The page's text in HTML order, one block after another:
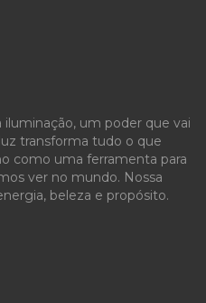
um poder que vai
transforma tudo o que
como uma ferramenta para
ver no mundo. Nossa
beleza e propósito.